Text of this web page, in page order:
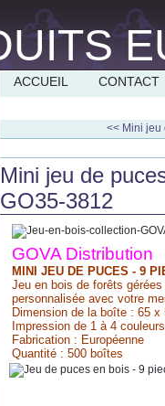
ACCUEIL CONTACT
<< Mini jeu
Mini jeu de
GO35-3812
GOVA Distribution
MINI JEU DE PUCES - 9
Jeu en bois de forêts
personnalisée avec votre
Dimension de la boîte : 65 x
Impression de 1 à 4
Fabrication : Européenne
Quantité : 500 boîtes